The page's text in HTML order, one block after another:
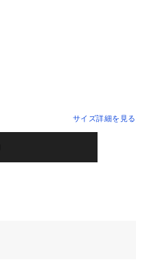
サイズ詳細を見る